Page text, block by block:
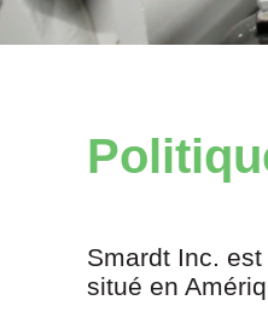
Smardt Inc.
situé en